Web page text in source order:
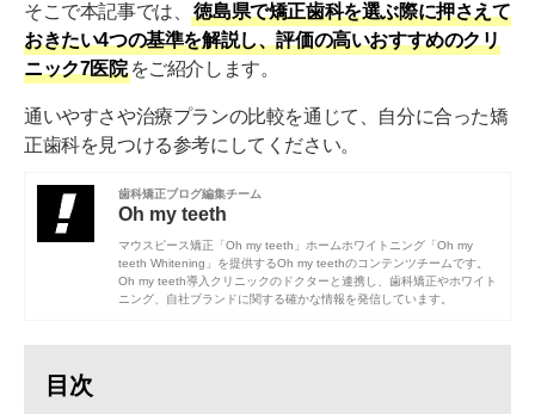
そこで本記事では、
徳島県で矯正歯科を選ぶ際に押さえて
おきたい4つの基準を解説し、評価の高いおすすめのクリ
ニック7医院 をご紹介します。
通いやすさや治療プランの比較を通じて、自分に合った矯
正歯科を見つける参考にしてください。
歯科矯正ブログ編集チーム
Oh my teeth
マウスピース矯正「Oh my teeth」ホームホワイトニング「Oh my
teeth Whitening」を提供するOh my teethのコンテンツチームです。
Oh my teeth導入クリニックのドクターと連携し、歯科矯正やホワイト
ニング、自社ブランドに関する確かな情報を発信しています。
目次